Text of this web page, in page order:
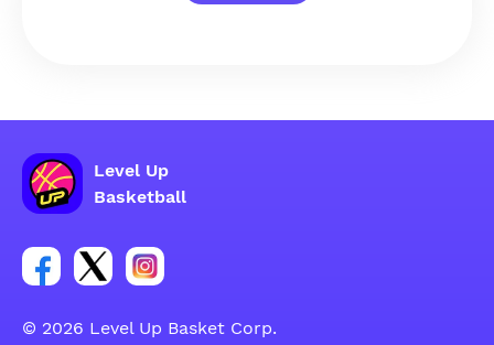
Level Up
Basketball
Ссылка на группу Facebook
Ссылка на группу Tweeter
Ссылка на группу Instagram
© 2026 Level Up Basket Corp.